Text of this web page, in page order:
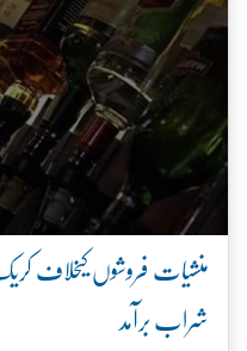
شراب برآمد